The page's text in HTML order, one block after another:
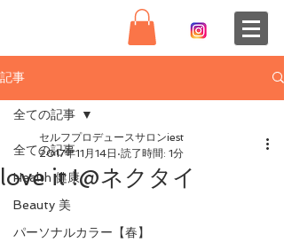
記事
全ての記事
Health 健康
Beauty 美
パーソナルカラー【春】
全ての記事
love it !@ネクタイ
セルフプロデュースサロンiest
2017年11月14日 読了時間: 1分